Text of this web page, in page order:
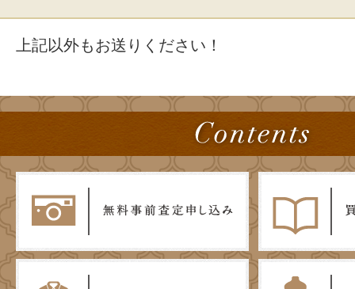
上記以外もお送りください！